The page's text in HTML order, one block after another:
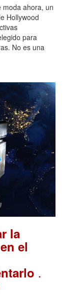
moda ahora, un
Hollywood
para
No es una
la
el
.